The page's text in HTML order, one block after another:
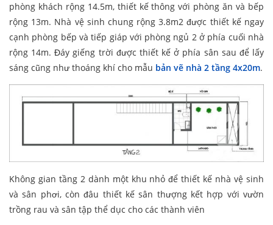
phòng khách rộng 14.5m, thiết kế thông với phòng ăn và bếp
rộng 13m. Nhà vệ sinh chung rộng 3.8m2 được thiết kế ngay
cạnh phòng bếp và tiếp giáp với phòng ngủ 2 ở phía cuối nhà
rộng 14m. Đáy giếng trời được thiết kế ở phía sân sau để lấy
sáng cũng như thoáng khí cho mẫu bản vẽ nhà 2 tầng 4x20m.
Không gian tầng 2 dành một khu nhỏ để thiết kế nhà vệ sinh
và sân phơi, còn đâu thiết kế sân thượng kết hợp với vườn
trồng rau và sân tập thể dục cho các thành viên